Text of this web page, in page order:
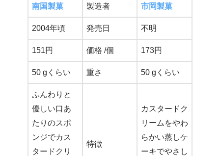
南国製菓 製造者 市岡製菓
2004年頃 発売日 不明
151円 価格 /個 173円
50 gくらい 重さ 50 gくらい
ふんわりと
優しい口あ
たりのスポ
ンジでカス
タードクリ
特徴
カスタードク
リームをやわ
らかい蒸しケ
ーキでやさし